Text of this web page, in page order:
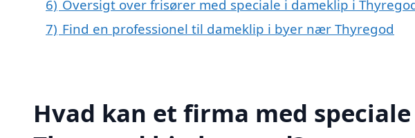
6) Oversigt over frisører med speciale i dameklip i
7) Find en professionel til dameklip i byer nær Thyregod
Hvad kan et firma med